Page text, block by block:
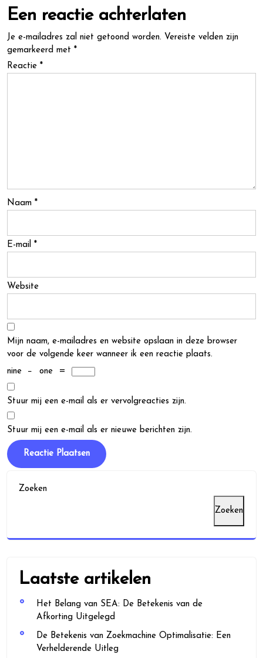
Een reactie achterlaten
Je e-mailadres zal niet getoond worden. Vereiste velden zijn
gemarkeerd met *
Reactie *
Naam *
E-mail *
Website
Mijn naam, e-mailadres en website opslaan in deze browser
voor de volgende keer wanneer ik een reactie plaats.
nine
− one =
Stuur mij een e-mail als er vervolgreacties zijn.
Stuur mij een e-mail als er nieuwe berichten zijn.
Zoeken
Zoeken
Laatste artikelen
Het Belang van SEA: De Betekenis van de
Afkorting Uitgelegd
De Betekenis van Zoekmachine Optimalisatie: Een
Verhelderende Uitleg